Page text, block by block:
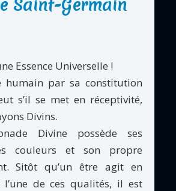
Saint-Germain
Essence Universelle !
humain par sa constitution
s’il se met en réceptivité,
Divins.
Divine possède ses
couleurs et son propre
Sitôt qu’un être agit en
l’une de ces qualités, il est